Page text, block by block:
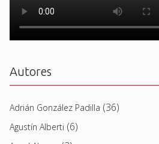
Autores
Adrián González Padilla (36)
Agustín Alberti (6)